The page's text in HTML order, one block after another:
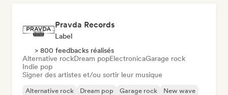
Pravda Records
Label
> 800 feedbacks réalisés
Alternative rockDream popElectronicaGarage rock
Indie pop
Signer des artistes et/ou sortir leur musique
Alternative rock Dream pop Garage rock
New wave